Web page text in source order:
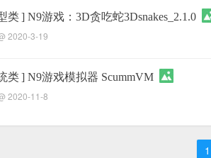
类] N9游戏：3D贪吃蛇3Dsnakes_2.1.0
2020-3-19
类] N9游戏模拟器 ScummVM
2020-11-8
1